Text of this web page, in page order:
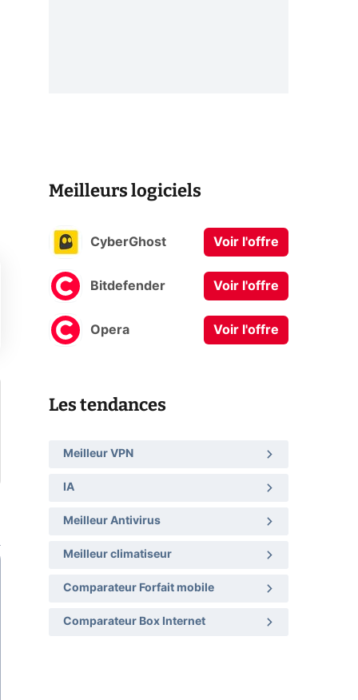
Meilleurs logiciels
CyberGhost Voir l'offre
Bitdefender Voir l'offre
Opera Voir l'offre
Les tendances
Meilleur VPN
IA
Meilleur Antivirus
Meilleur climatiseur
Comparateur Forfait mobile
Comparateur Box Internet